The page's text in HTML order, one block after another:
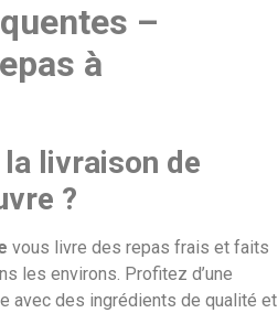
–
à
livraison de
?
vous livre des repas frais et faits
les environs. Profitez d’une
avec des ingrédients de qualité et